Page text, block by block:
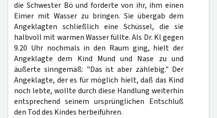
die Schwester Bö und forderte von ihr, ihm einen
Eimer mit Wasser zu bringen. Sie übergab dem
Angeklagten schließlich eine Schüssel, die sie
halbvoll mit warmen Wasser füllte. Als Dr. Kl gegen
9.20 Uhr nochmals in den Raum ging, hielt der
Angeklagte dem Kind Mund und Nase zu und
äußerte sinngemäß: "Das ist aber zählebig." Der
Angeklagte, der es für möglich hielt, daß das Kind
noch lebte, wollte durch diese Handlung weiterhin
entsprechend seinem ursprünglichen Entschluß
den Tod des Kindes herbeiführen.